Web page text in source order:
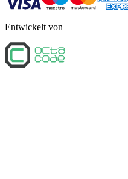
Entwickelt von